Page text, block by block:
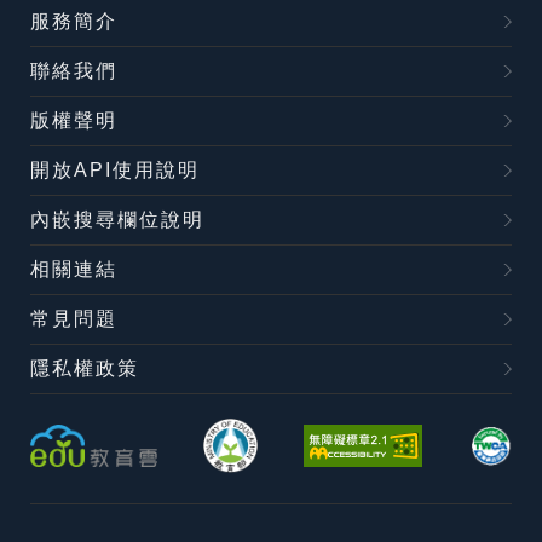
服務簡介
聯絡我們
版權聲明
開放API使用說明
內嵌搜尋欄位說明
相關連結
常見問題
隱私權政策